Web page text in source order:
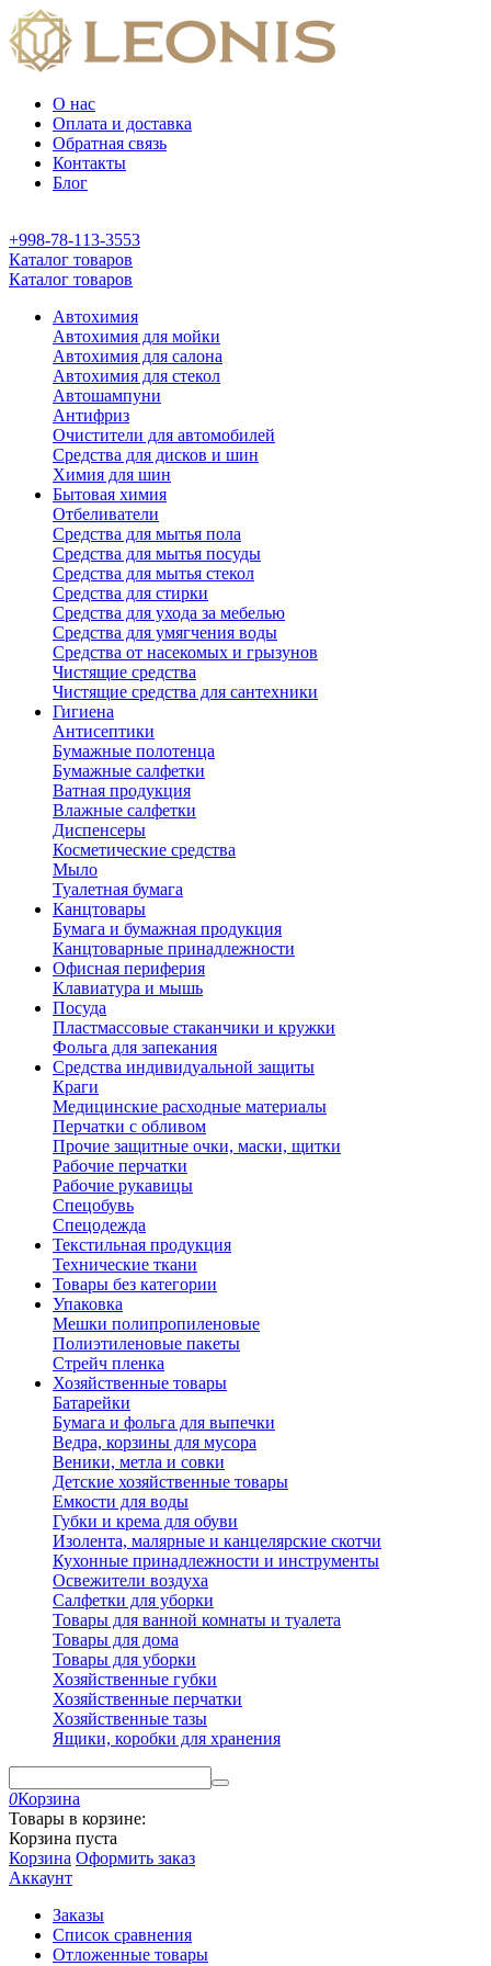
О нас
Оплата и доставка
Обратная связь
Контакты
Блог
+998-78-113-3553
Каталог товаров
Каталог товаров
Автохимия
Автохимия для мойки
Автохимия для салона
Автохимия для стекол
Автошампуни
Антифриз
Очистители для автомобилей
Средства для дисков и шин
Химия для шин
Бытовая химия
Отбеливатели
Средства для мытья пола
Средства для мытья посуды
Средства для мытья стекол
Средства для стирки
Средства для ухода за мебелью
Средства для умягчения воды
Средства от насекомых и грызунов
Чистящие средства
Чистящие средства для сантехники
Гигиена
Антисептики
Бумажные полотенца
Бумажные салфетки
Ватная продукция
Влажные салфетки
Диспенсеры
Косметические средства
Мыло
Туалетная бумага
Канцтовары
Бумага и бумажная продукция
Канцтоварные принадлежности
Офисная периферия
Клавиатура и мышь
Посуда
Пластмассовые стаканчики и кружки
Фольга для запекания
Средства индивидуальной защиты
Краги
Медицинские расходные материалы
Перчатки с обливом
Прочие защитные очки, маски, щитки
Рабочие перчатки
Рабочие рукавицы
Спецобувь
Спецодежда
Текстильная продукция
Технические ткани
Товары без категории
Упаковка
Мешки полипропиленовые
Полиэтиленовые пакеты
Стрейч пленка
Хозяйственные товары
Батарейки
Бумага и фольга для выпечки
Ведра, корзины для мусора
Веники, метла и совки
Детские хозяйственные товары
Емкости для воды
Губки и крема для обуви
Изолента, малярные и канцелярские скотчи
Кухонные принадлежности и инструменты
Освежители воздуха
Салфетки для уборки
Товары для ванной комнаты и туалета
Товары для дома
Товары для уборки
Хозяйственные губки
Хозяйственные перчатки
Хозяйственные тазы
Ящики, коробки для хранения
0Корзина
Товары в корзине:
Корзина пуста
Корзина Оформить заказ
Аккаунт
Заказы
Список сравнения
Отложенные товары